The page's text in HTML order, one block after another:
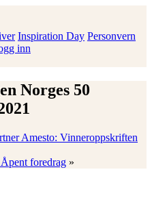
Inspiration Day Personvern
inn
Norges 50
Amesto: Vinneroppskriften
foredrag »